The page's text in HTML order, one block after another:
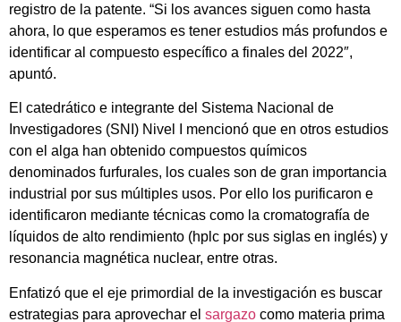
registro de la patente. “Si los avances siguen como hasta
ahora, lo que esperamos es tener estudios más profundos e
identificar al compuesto específico a finales del 2022″,
apuntó.
El catedrático e integrante del Sistema Nacional de
Investigadores (SNI) Nivel I mencionó que en otros estudios
con el alga han obtenido compuestos químicos
denominados furfurales, los cuales son de gran importancia
industrial por sus múltiples usos. Por ello los purificaron e
identificaron mediante técnicas como la cromatografía de
líquidos de alto rendimiento (hplc por sus siglas en inglés) y
resonancia magnética nuclear, entre otras.
Enfatizó que el eje primordial de la investigación es buscar
estrategias para aprovechar el sargazo como materia prima